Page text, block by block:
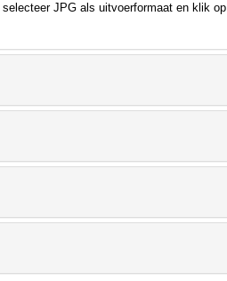
JPG als uitvoerformaat en klik